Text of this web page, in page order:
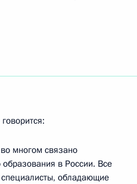
многом связано
в России. Все
специалисты, обладающие